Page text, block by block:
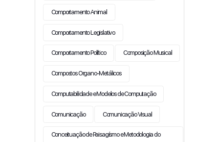
Comportamento Animal
Comportamento Legislativo
Comportamento Político Composição Musical
Compostos Organo-Metálicos
Computabilidade e Modelos de Computação
Comunicação Comunicação Visual
Conceituação de Paisagísmo e Metodologia do